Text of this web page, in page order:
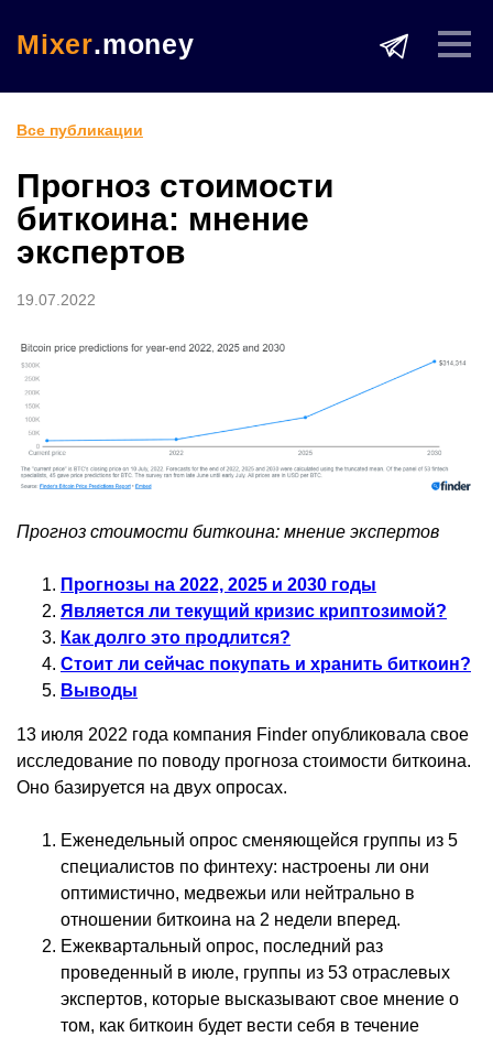
Mixer.money
Все публикации
Прогноз стоимости
биткоина: мнение
экспертов
19.07.2022
Прогноз стоимости биткоина: мнение экспертов
Прогнозы на 2022, 2025 и 2030 годы
Является ли текущий кризис криптозимой?
Как долго это продлится?
Стоит ли сейчас покупать и хранить биткоин?
Выводы
13 июля 2022 года компания Finder опубликовала свое
исследование по поводу прогноза стоимости биткоина.
Оно базируется на двух опросах.
Еженедельный опрос сменяющейся группы из 5
специалистов по финтеху: настроены ли они
оптимистично, медвежьи или нейтрально в
отношении биткоина на 2 недели вперед.
Ежеквартальный опрос, последний раз
проведенный в июле, группы из 53 отраслевых
экспертов, которые высказывают свое мнение о
том, как биткоин будет вести себя в течение